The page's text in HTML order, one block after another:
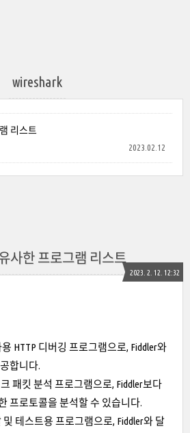
wireshark
리스트
2023.02.12
사한 프로그램 리스트
2023. 2. 12. 12:32
HTTP 디버깅 프로그램으로, Fiddler와
합니다.
패킷 분석 프로그램으로, Fiddler보다
프로토콜을 분석할 수 있습니다.
및 테스트용 프로그램으로, Fiddler와 달